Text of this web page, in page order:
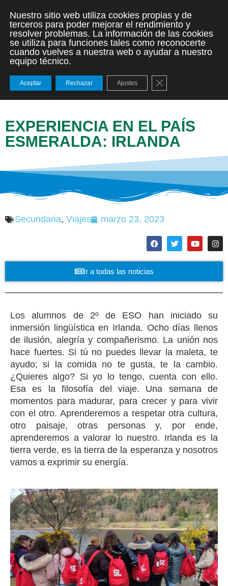
EXPERIENCIA EN EL PAÍS
ESMERALDA: IRLANDA
Secundaria, Viajes marzo 23, 2023
Ir a todas las noticias
Los alumnos de 2º de ESO han iniciado su
inmersión lingüística en Irlanda. Ocho días llenos
de ilusión, alegría y compañerismo. La unión nos
hace fuertes. Si tú no puedes llevar la maleta, te
ayudo; si la comida no te gusta, te la cambio.
¿Quieres algo? Si yo lo tengo, cuenta con ello.
Esa es la filosofía del viaje. Una semana de
momentos para madurar, para crecer y para vivir
con el otro. Aprenderemos a respetar otra cultura,
otro paisaje, otras personas y, por ende,
aprenderemos a valorar lo nuestro. Irlanda es la
tierra verde, es la tierra de la esperanza y nosotros
vamos a exprimir su energía.
Nuestro sitio web utiliza cookies propias y de
terceros para poder mejorar el rendimiento y
resolver problemas. La información de las cookies
se utiliza para funciones tales como reconocerte
cuando vuelves a nuestra web o ayudar a nuestro
equipo técnico.
Aceptar Rechazar Ajustes Cerrar el banner de